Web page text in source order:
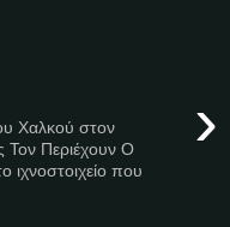
›
Χαλκού στον
Τον Περιέχουν Ο
ιχνοστοιχείο που